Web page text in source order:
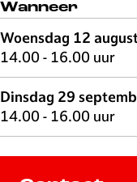
Wanneer
Woensdag 12
14.00 - 16.00 uur
Dinsdag 29
14.00 - 16.00 uur